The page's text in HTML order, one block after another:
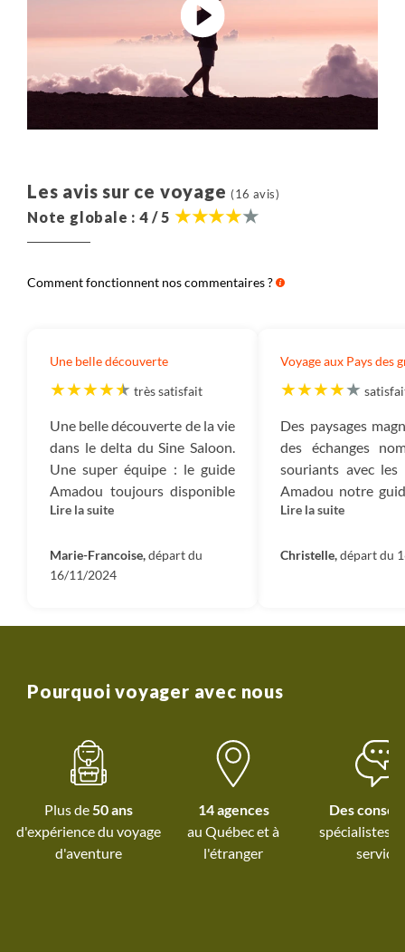
Les avis sur ce voyage (16 avis)
Note globale : 4 / 5
Comment fonctionnent nos commentaires ?
Une belle découverte
très satisfait
Une belle découverte de la vie
dans le delta du Sine Saloon.
Une super équipe : le guide
Amadou toujours disponible
et intarissable, la cuisinière
succulents et le charretier
Abdullaih toujours disponible
Lire la suite
Marie-Francoise,départ du
16/11/2024
Voyage aux Pays des
Des paysages
des échanges
souriants avec les
Amadou notre
sa région sur le
capacité d
eux j ai pu me
de découvertes.
Lire la suite
Christelle,départ du
Pourquoi voyager avec nous
Plus de50 ans
d'expérience du voyage
d'aventure
14 agences
au Québec età
l'étranger
Des
spécialistes
service